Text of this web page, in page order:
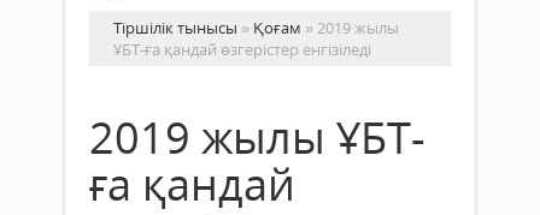
Тіршілік тынысы » Қоғам » 2019 жылы
ҰБТ-ға қандай өзгерістер енгізіледі
2019 жылы ҰБТ-
ға қандай